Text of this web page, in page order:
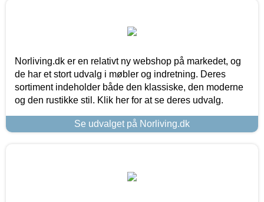
Norliving.dk er en relativt ny webshop på markedet, og
de har et stort udvalg i møbler og indretning. Deres
sortiment indeholder både den klassiske, den moderne
og den rustikke stil. Klik her for at se deres udvalg.
Se udvalget på Norliving.dk